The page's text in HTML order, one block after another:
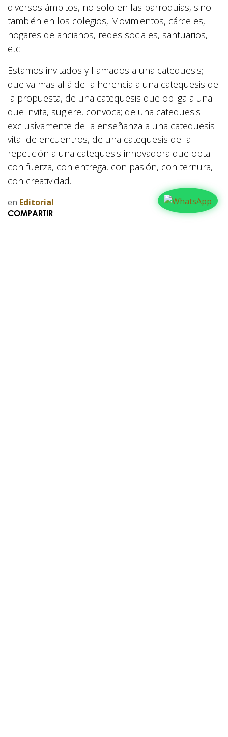
diversos ámbitos, no solo en las parroquias, sino
también en los colegios, Movimientos, cárceles,
hogares de ancianos, redes sociales, santuarios,
etc.
Estamos invitados y llamados a una catequesis;
que va mas allá de la herencia a una catequesis de
la propuesta, de una catequesis que obliga a una
que invita, sugiere, convoca; de una catequesis
exclusivamente de la enseñanza a una catequesis
vital de encuentros, de una catequesis de la
repetición a una catequesis innovadora que opta
con fuerza, con entrega, con pasión, con ternura,
con creatividad.
en Editorial
COMPARTIR